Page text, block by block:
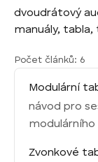
dvoudrátový
manuály,
Počet článků: 6
Modulární
návod pro
modulárního
Zvonkové